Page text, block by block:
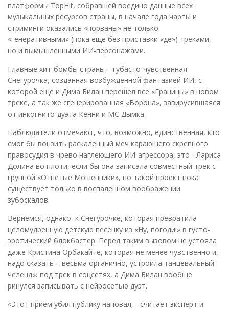
платформы TopHit, собравшей воедино данные всех
музыкальных ресурсов страны, в начале года чарты и
стриминги оказались «порваны» не только
«генеративными» (пока еще без приставки «де») треками,
но и вымышленными ИИ-персонажами.
Главные хит-бомбы страны – губасто-чувственная
Снегурочка, созданная возбужденной фантазией ИИ, с
которой еще и Дима Билан перешел все «Границы» в новом
треке, а так же сгенерированная «Ворона», завирусившаяся
от инкогнито-дуэта Кенни и МС Дымка.
Наблюдатели отмечают, что, возможно, единственная, кто
смог бы вонзить раскаленный меч карающего скрепного
правосудия в чрево наглеющего ИИ-агрессора, это - Лариса
Долина во плоти, если бы она записала совместный трек с
группой «Отпетые Мошенники», но такой проект пока
существует только в воспаленном воображении
зубоскалов.
Вернемся, однако, к Снегурочке, которая превратила
целомудренную детскую песенку из «Ну, погоди!» в густо-
эротический блокбастер. Перед таким вызовом не устояла
даже Кристина Орбакайте, которая не менее чувственно и,
надо сказать – весьма органично, устроила танцевальный
челендж под трек в соцсетях, а Дима Билан вообще
ринулся записывать с нейросетью дуэт.
«Этот прием убил публику наповал, - считает эксперт и